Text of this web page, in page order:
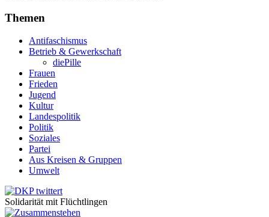
Themen
Antifaschismus
Betrieb & Gewerkschaft
diePille
Frauen
Frieden
Jugend
Kultur
Landespolitik
Politik
Soziales
Partei
Aus Kreisen & Gruppen
Umwelt
Solidarität mit Flüchtlingen